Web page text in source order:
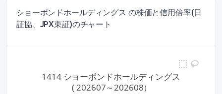
ショーボンドホールディングス の株価と信用倍率(日
証協、JPX東証)のチャート
1414 ショーボンドホールディングス
( 202607～202608）